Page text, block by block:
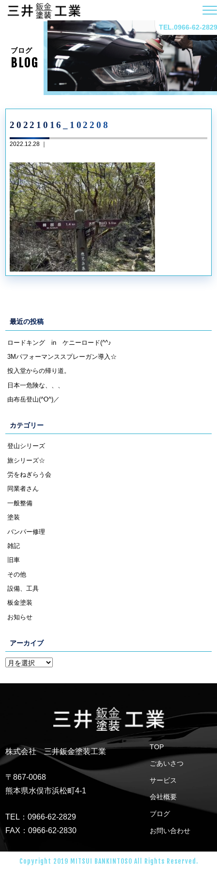
TEL.0966-62-2829
ブログ
BLOG
20221016_102208
2022.12.28 ｜
最近の投稿
ロードキング in ケニーロード(^^♪
3Mパフォーマンススプレーガン導入☆
投入堂からの帰り道。
日本一危険な、、、
由布岳登山(^O^)／
カテゴリー
登山シリーズ
旅シリーズ☆
労をねぎらう会
同業者さん
一般整備
塗装
バンパー修理
雑記
旧車
その他
設備、工具
板金塗装
お知らせ
アーカイブ
株式会社 三井鈑金塗装工業
〒867-0068
熊本県水俣市浜松町4-1
TEL：0966-62-2829
FAX：0966-62-2830
TOP
ごあいさつ
サービス
会社概要
ブログ
お問い合わせ
Copyright 2019 MITSUI BANKINTOSO All Rights Reserved.